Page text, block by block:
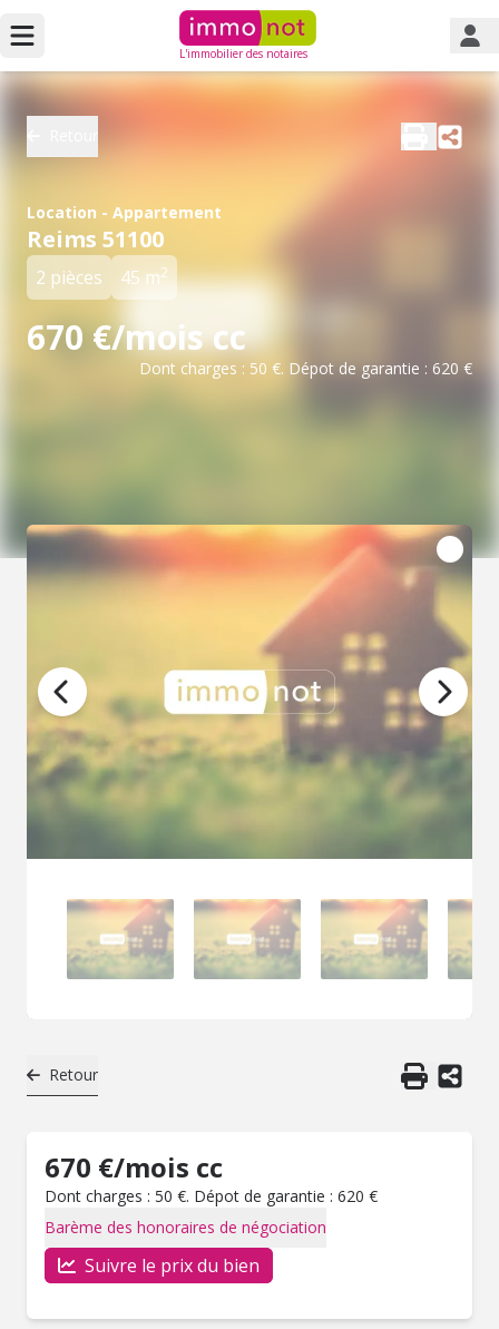
L'immobilier des notaires
Location - Appartement
Reims 51100
2 pièces 45 m2
670 €/mois cc
Dont charges : 50 €. Dépot de garantie : 620 €
Retour
670 €/mois cc
Dont charges : 50 €. Dépot de garantie : 620 €
Barème des honoraires de négociation
Suivre le prix du bien